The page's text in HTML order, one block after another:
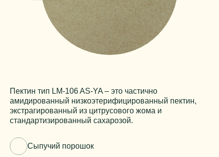
Пектин тип LM-106 AS-YA – это частично
амидированный низкоэтерифицированный пектин,
экстрагированный из цитрусового жома и
стандартизированный сахарозой.
Сыпучий порошок